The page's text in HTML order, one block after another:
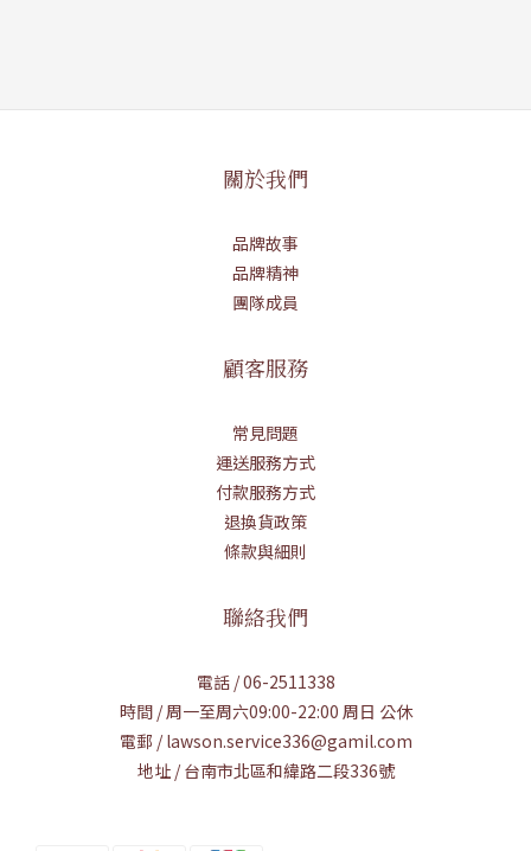
關於我們
品牌故事
品牌精神
團隊成員
顧客服務
常見問題
運送服務方式
付款服務方式
退換貨政策
條款與細則
聯絡我們
電話 / 06-2511338
時間 / 周一至周六09:00-22:00 周日 公休
電郵 / lawson.service336@gamil.com
地址 / 台南市北區和緯路二段336號